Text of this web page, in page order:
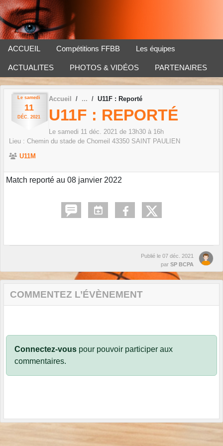
ACCUEIL Compétitions FFBB Les équipes
ACTUALITES PHOTOS & VIDÉOS PARTENAIRES
Le samedi
11
DÉC. 2021
Accueil U11F : Reporté
U11F : REPORTÉ
Le samedi 11 déc. 2021 de 13h30 à 16h
Lieu : Chemin du stade de Chomeil 43350 SAINT PAULIEN
U11M
Match reporté au 08 janvier 2022
Publié le 07 déc. 2021
par SP BCPA
COMMENTEZ L’ÉVÈNEMENT
Connectez-vous pour pouvoir participer aux
commentaires.
Panneau de gestion des cookies